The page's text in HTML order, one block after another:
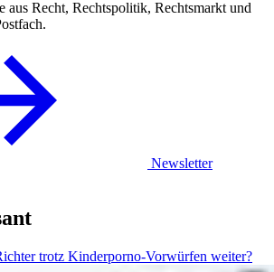
aus Recht, Rechtspolitik, Rechtsmarkt und
Newsletter
trotz Kinderporno-Vorwürfen weiter?